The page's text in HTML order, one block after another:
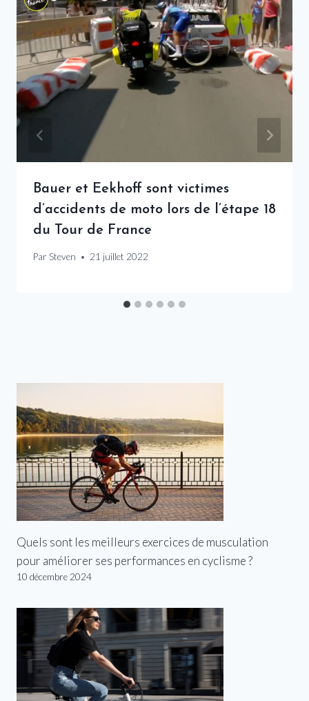
Bauer et Eekhoff sont victimes
d’accidents de moto lors de l’étape 18
du Tour de France
Par Steven 21 juillet 2022
Quels sont les meilleurs exercices de musculation
pour améliorer ses performances en cyclisme ?
10 décembre 2024